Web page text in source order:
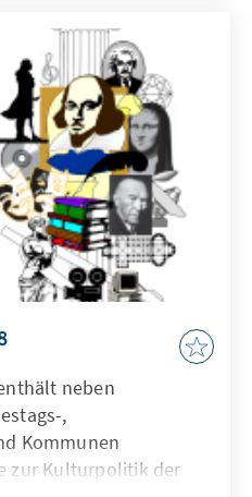
„auf dem
Art „Archiv“
Aktivitäten christlich-
nachvollziehen
die aktuelle
zu beziehen.
neben
,
Kommunen
zur Kulturpolitik der